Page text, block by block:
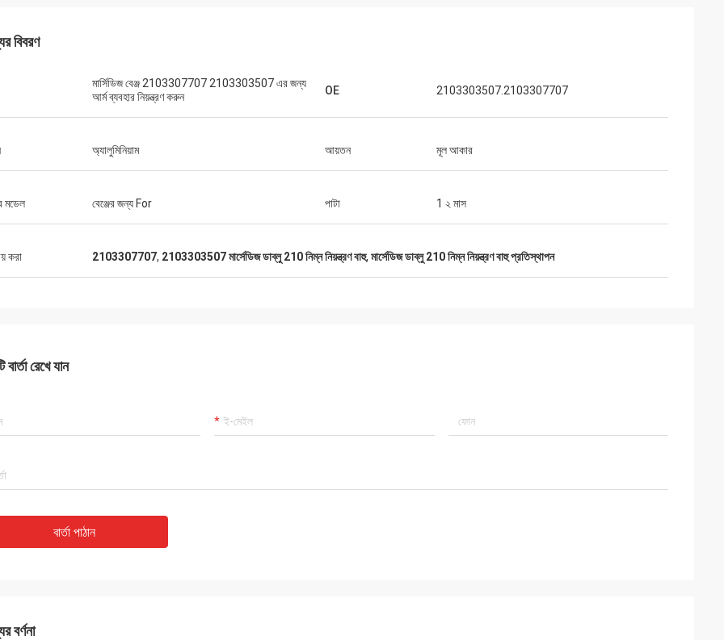
বিবরণ
মার্সিডিজ বেঞ্জ 2103307707 2103303507 এর জন্য
আর্ম ব্যবহার নিয়ন্ত্রণ করুন
OE 2103303507.2103307707
অ্যালুমিনিয়াম আয়তন মূল আকার
মডেল বেঞ্জের জন্য For পাটা 1 ২ মাস
করা 2103307707, 2103303507 মার্সেডিজ ডাব্লু 210 নিম্ন নিয়ন্ত্রণ বাহু, মার্সেডিজ ডাব্লু 210 নিম্ন নিয়ন্ত্রণ বাহু প্রতিস্থাপন
বার্তা রেখে যান
বার্তা পাঠান
বর্ণনা